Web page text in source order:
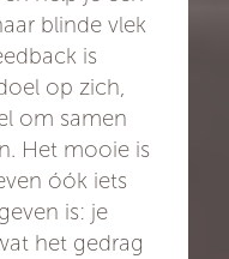
blinde vlek
is
op zich,
om samen
Het mooie is
óók iets
is: je
het gedrag